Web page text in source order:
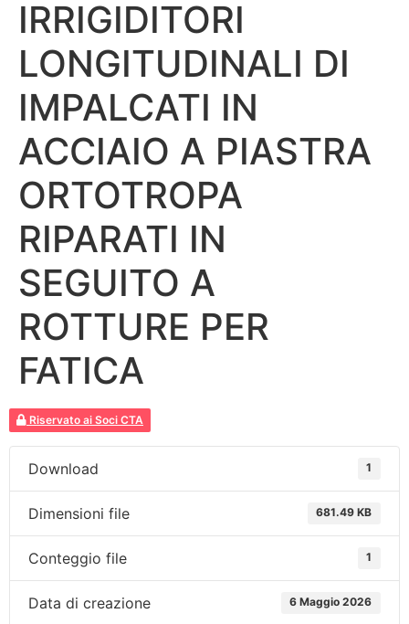
IRRIGIDITORI
LONGITUDINALI DI
IMPALCATI IN
ACCIAIO A PIASTRA
ORTOTROPA
RIPARATI IN
SEGUITO A
ROTTURE PER
FATICA
Riservato ai Soci CTA
Download 1
Dimensioni file 681.49 KB
Conteggio file 1
Data di creazione 6 Maggio 2026